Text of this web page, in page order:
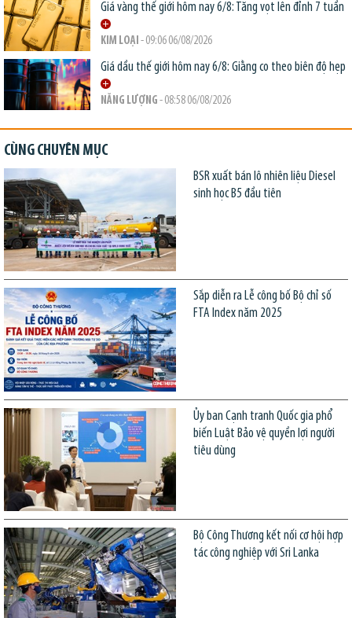
Giá vàng thế giới hôm nay 6/8: Tăng vọt lên đỉnh 7 tuần
KIM LOẠI - 09:06 06/08/2026
Giá dầu thế giới hôm nay 6/8: Giằng co theo biên độ hẹp
NĂNG LƯỢNG - 08:58 06/08/2026
CÙNG CHUYÊN MỤC
BSR xuất bán lô nhiên liệu Diesel
sinh học B5 đầu tiên
Sắp diễn ra Lễ công bố Bộ chỉ số
FTA Index năm 2025
Ủy ban Cạnh tranh Quốc gia phổ
biến Luật Bảo vệ quyền lợi người
tiêu dùng
Bộ Công Thương kết nối cơ hội hợp
tác công nghiệp với Sri Lanka